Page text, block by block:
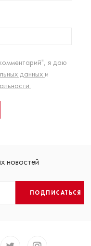
я даю
данных и
новостей
ПОДПИСАТЬСЯ